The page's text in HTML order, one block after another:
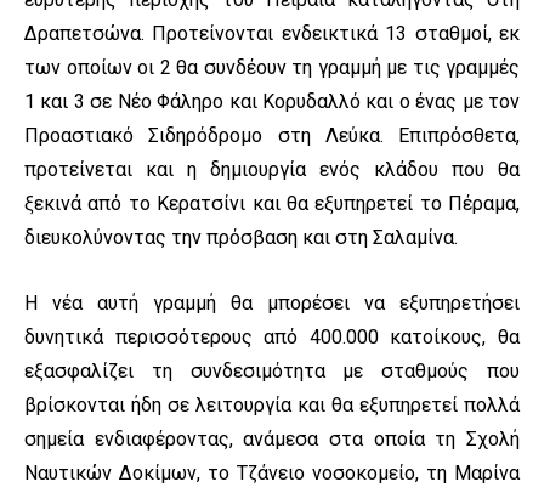
Δραπετσώνα. Προτείνονται ενδεικτικά 13 σταθμοί, εκ
των οποίων οι 2 θα συνδέουν τη γραμμή με τις γραμμές
1 και 3 σε Νέο Φάληρο και Κορυδαλλό και ο ένας με τον
Προαστιακό Σιδηρόδρομο στη Λεύκα. Επιπρόσθετα,
προτείνεται και η δημιουργία ενός κλάδου που θα
ξεκινά από το Κερατσίνι και θα εξυπηρετεί το Πέραμα,
διευκολύνοντας την πρόσβαση και στη Σαλαμίνα.
Η νέα αυτή γραμμή θα μπορέσει να εξυπηρετήσει
δυνητικά περισσότερους από 400.000 κατοίκους, θα
εξασφαλίζει τη συνδεσιμότητα με σταθμούς που
βρίσκονται ήδη σε λειτουργία και θα εξυπηρετεί πολλά
σημεία ενδιαφέροντας, ανάμεσα στα οποία τη Σχολή
Ναυτικών Δοκίμων, το Τζάνειο νοσοκομείο, τη Μαρίνα